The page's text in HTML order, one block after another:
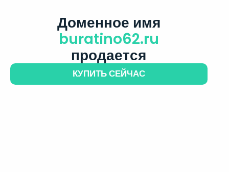
Доменное имя
buratino62.ru
продается
КУПИТЬ СЕЙЧАС